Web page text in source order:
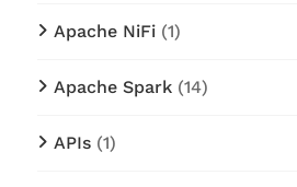
Apache NiFi (1)
Apache Spark (14)
APIs (1)